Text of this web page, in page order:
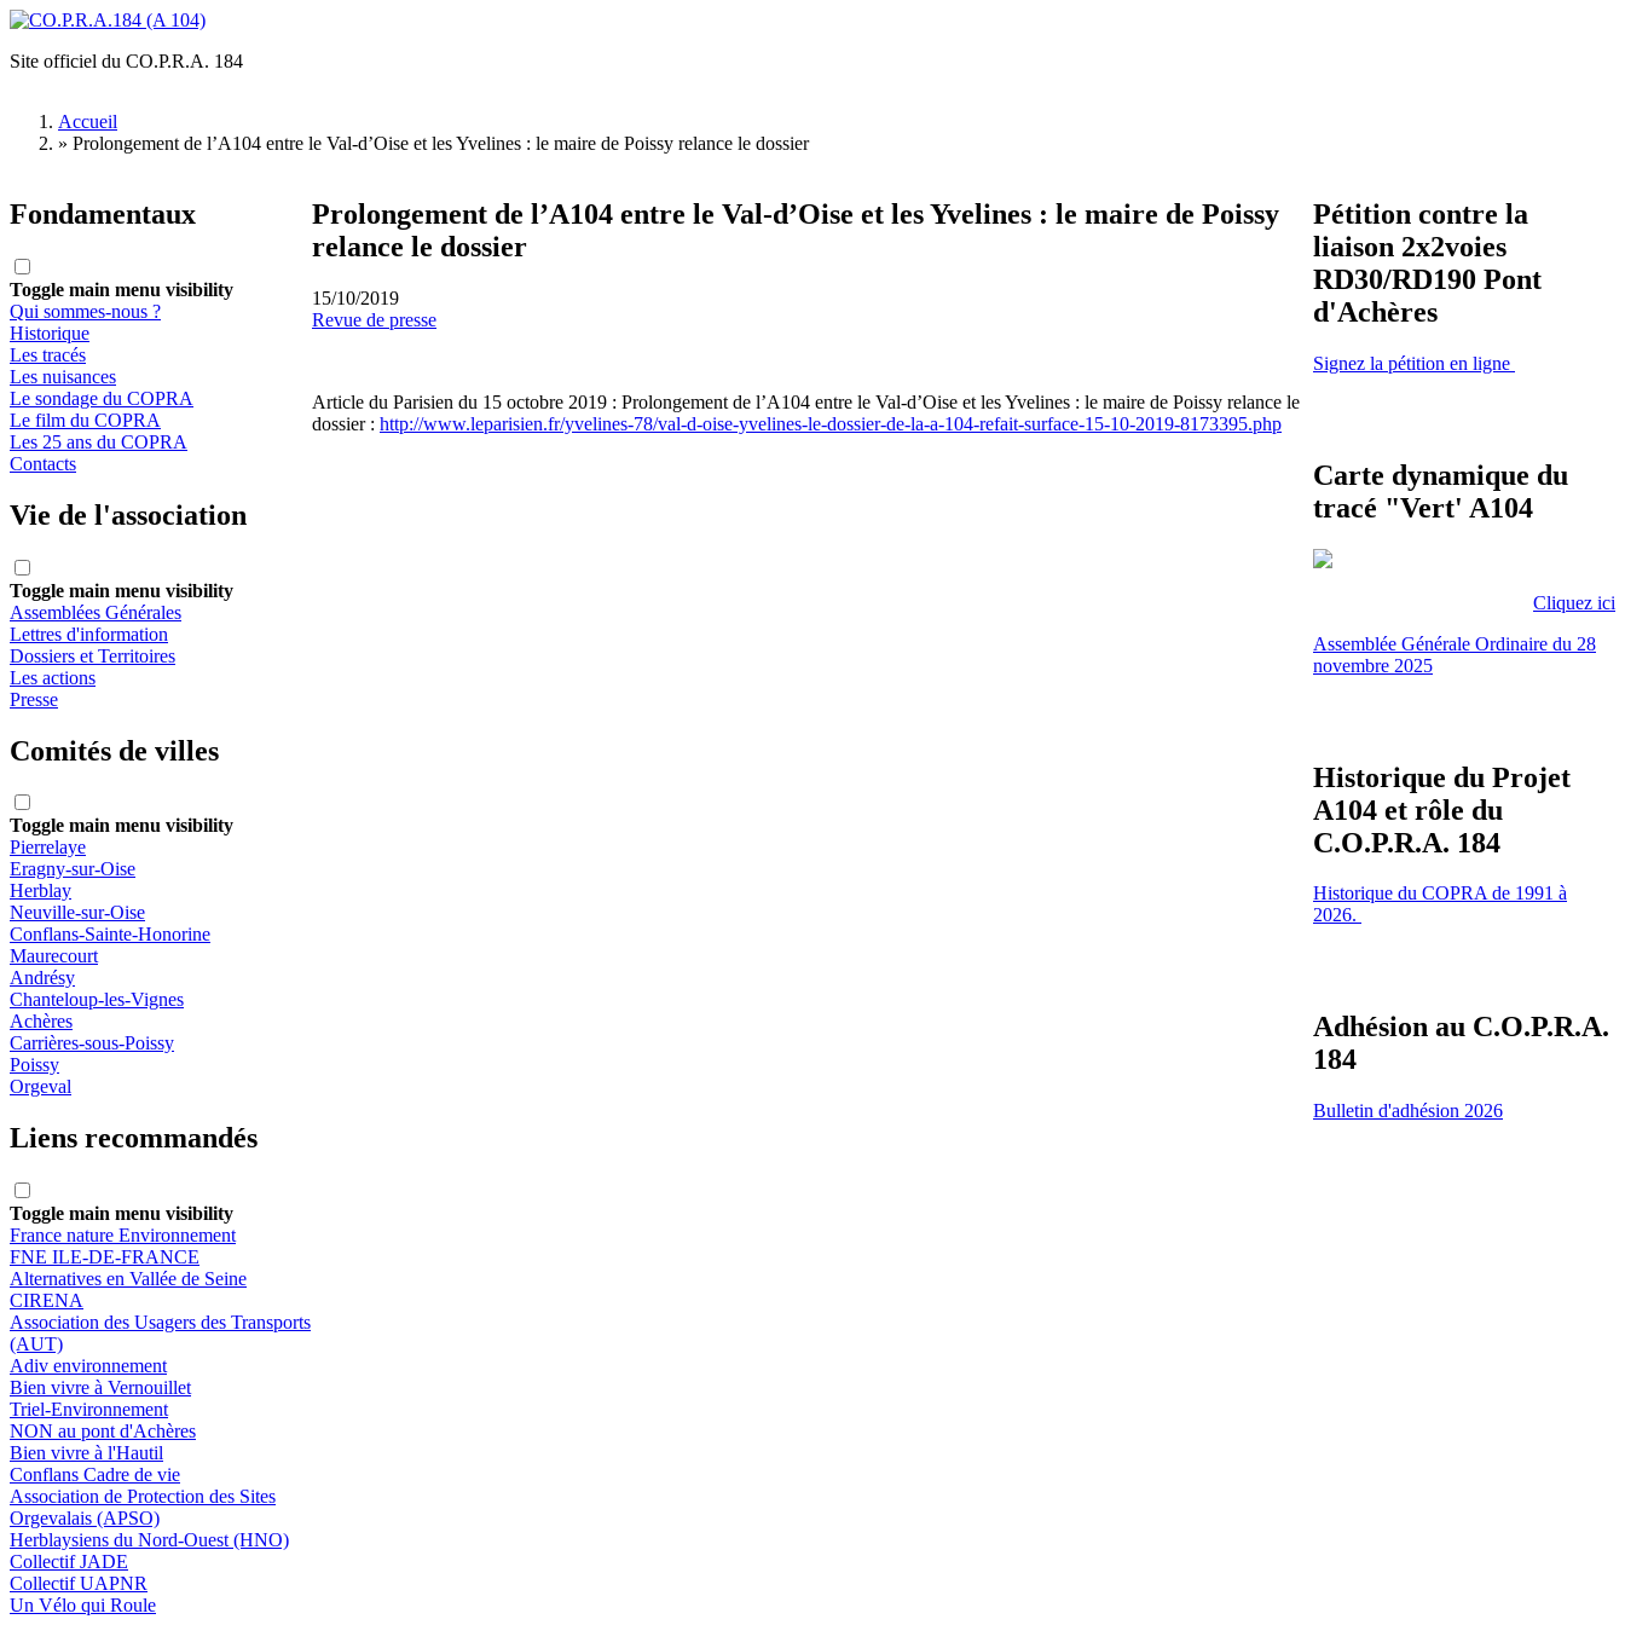
Aller au contenu principal
CO.P.R.A.184
(A 104)
Site officiel du CO.P.R.A. 184
Vous êtes ici
Accueil
» Prolongement de l’A104 entre le Val-d’Oise et les Yvelines : le maire de Poissy relance le dossier
Prolongement de l’A104 entre le Val-d’Oise et les Yvelines : le maire de Poissy
relance le dossier
15/10/2019
Revue de presse
Article du Parisien du 15 octobre 2019 : Prolongement de l’A104 entre le Val-d’Oise et les Yvelines : le maire de Poissy relance le
dossier : http://www.leparisien.fr/yvelines-78/val-d-oise-yvelines-le-dossier-de-la-a-104-refait-surface-15-10-2019-8173395.php
Fondamentaux
Toggle main menu visibility
Qui sommes-nous ?
Historique
Les tracés
Les nuisances
Le sondage du COPRA
Le film du COPRA
Les 25 ans du COPRA
Contacts
Vie de l'association
Toggle main menu visibility
Assemblées Générales
Lettres d'information
Dossiers et Territoires
Les actions
Presse
Comités de villes
Toggle main menu visibility
Pierrelaye
Eragny-sur-Oise
Herblay
Neuville-sur-Oise
Conflans-Sainte-Honorine
Maurecourt
Andrésy
Chanteloup-les-Vignes
Achères
Carrières-sous-Poissy
Poissy
Orgeval
Liens recommandés
Toggle main menu visibility
France nature Environnement
FNE ILE-DE-FRANCE
Alternatives en Vallée de Seine
CIRENA
Association des Usagers des Transports
(AUT)
Adiv environnement
Bien vivre à Vernouillet
Triel-Environnement
NON au pont d'Achères
Bien vivre à l'Hautil
Conflans Cadre de vie
Association de Protection des Sites
Orgevalais (APSO)
Herblaysiens du Nord-Ouest (HNO)
Collectif JADE
Collectif UAPNR
Un Vélo qui Roule
Pétition contre la
liaison 2x2voies
RD30/RD190 Pont
d'Achères
Signez la pétition en ligne
Carte dynamique du
tracé "Vert' A104
Cliquez ici
Assemblée Générale Ordinaire du 28
novembre 2025
Historique du Projet
A104 et rôle du
C.O.P.R.A. 184
Historique du COPRA de 1991 à
2026.
Adhésion au C.O.P.R.A.
184
Bulletin d'adhésion 2026